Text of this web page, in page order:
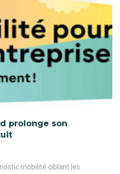
prolonge son
mobilité ciblant les